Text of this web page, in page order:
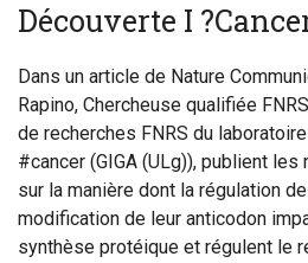
Découverte I
Dans un article de Nature
Rapino, Chercheuse qualifiée
de recherches FNRS du
#cancer (GIGA (ULg)), publient
sur la manière dont la régulation
modification de leur anticodon
synthèse protéique et régulent le